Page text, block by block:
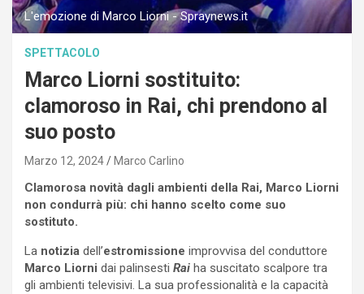
L'emozione di Marco Liorni - Spraynews.it
SPETTACOLO
Marco Liorni sostituito:
clamoroso in Rai, chi prendono al
suo posto
Marzo 12, 2024 Marco Carlino
Clamorosa novità dagli ambienti della Rai, Marco Liorni
non condurrà più: chi hanno scelto come suo
sostituto.
La notizia dell’estromissione improvvisa del conduttore
Marco Liorni dai palinsesti Rai ha suscitato scalpore tra
gli ambienti televisivi. La sua professionalità e la capacità